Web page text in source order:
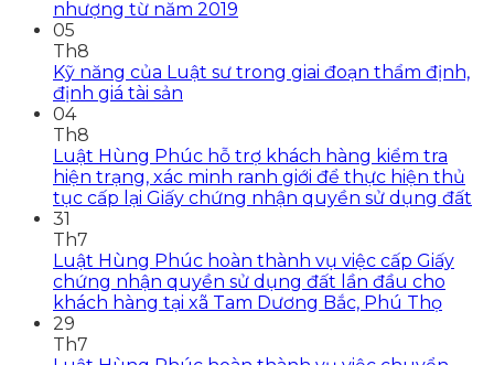
nhượng từ năm 2019
05
Th8
Kỹ năng của Luật sư trong giai đoạn thẩm định,
định giá tài sản
04
Th8
Luật Hùng Phúc hỗ trợ khách hàng kiểm tra
hiện trạng, xác minh ranh giới để thực hiện thủ
tục cấp lại Giấy chứng nhận quyền sử dụng đất
31
Th7
Luật Hùng Phúc hoàn thành vụ việc cấp Giấy
chứng nhận quyền sử dụng đất lần đầu cho
khách hàng tại xã Tam Dương Bắc, Phú Thọ
29
Th7